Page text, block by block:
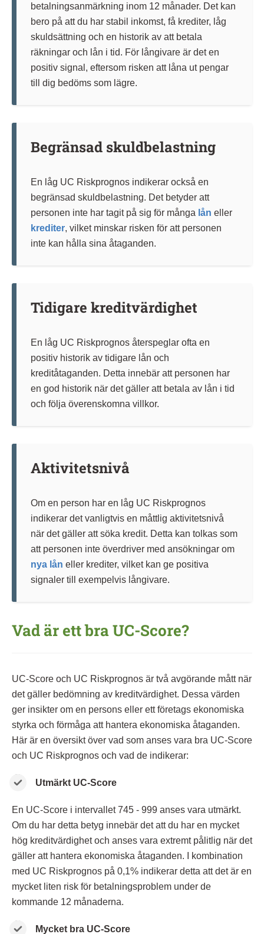
betalningsanmärkning inom 12 månader. Det kan
bero på att du har stabil inkomst, få krediter, låg
skuldsättning och en historik av att betala
räkningar och lån i tid. För långivare är det en
positiv signal, eftersom risken att låna ut pengar
till dig bedöms som lägre.
Begränsad skuldbelastning
En låg UC Riskprognos indikerar också en
begränsad skuldbelastning. Det betyder att
personen inte har tagit på sig för många lån eller
krediter, vilket minskar risken för att personen
inte kan hålla sina åtaganden.
Tidigare kreditvärdighet
En låg UC Riskprognos återspeglar ofta en
positiv historik av tidigare lån och
kreditåtaganden. Detta innebär att personen har
en god historik när det gäller att betala av lån i tid
och följa överenskomna villkor.
Aktivitetsnivå
Om en person har en låg UC Riskprognos
indikerar det vanligtvis en måttlig aktivitetsnivå
när det gäller att söka kredit. Detta kan tolkas som
att personen inte överdriver med ansökningar om
nya lån eller krediter, vilket kan ge positiva
signaler till exempelvis långivare.
Vad är ett bra UC-Score?
UC-Score och UC Riskprognos är två avgörande mått när
det gäller bedömning av kreditvärdighet. Dessa värden
ger insikter om en persons eller ett företags ekonomiska
styrka och förmåga att hantera ekonomiska åtaganden.
Här är en översikt över vad som anses vara bra UC-Score
och UC Riskprognos och vad de indikerar:
Utmärkt UC-Score
En UC-Score i intervallet 745 - 999 anses vara utmärkt.
Om du har detta betyg innebär det att du har en mycket
hög kreditvärdighet och anses vara extremt pålitlig när det
gäller att hantera ekonomiska åtaganden. I kombination
med UC Riskprognos på 0,1% indikerar detta att det är en
mycket liten risk för betalningsproblem under de
kommande 12 månaderna.
Mycket bra UC-Score